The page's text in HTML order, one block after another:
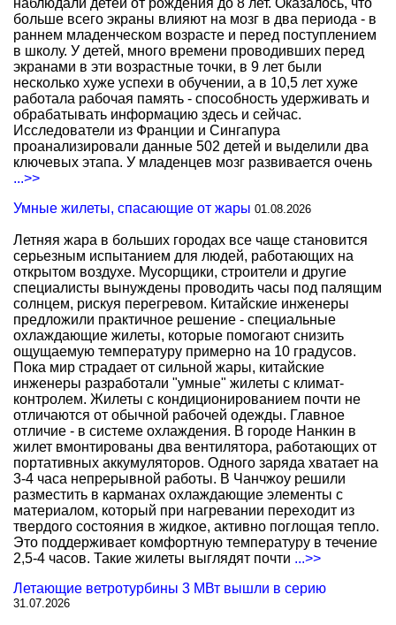
наблюдали детей от рождения до 8 лет. Оказалось, что
больше всего экраны влияют на мозг в два периода - в
раннем младенческом возрасте и перед поступлением
в школу. У детей, много времени проводивших перед
экранами в эти возрастные точки, в 9 лет были
несколько хуже успехи в обучении, а в 10,5 лет хуже
работала рабочая память - способность удерживать и
обрабатывать информацию здесь и сейчас.
Исследователи из Франции и Сингапура
проанализировали данные 502 детей и выделили два
ключевых этапа. У младенцев мозг развивается очень
...>>
Умные жилеты, спасающие от жары 01.08.2026
Летняя жара в больших городах все чаще становится
серьезным испытанием для людей, работающих на
открытом воздухе. Мусорщики, строители и другие
специалисты вынуждены проводить часы под палящим
солнцем, рискуя перегревом. Китайские инженеры
предложили практичное решение - специальные
охлаждающие жилеты, которые помогают снизить
ощущаемую температуру примерно на 10 градусов.
Пока мир страдает от сильной жары, китайские
инженеры разработали "умные" жилеты с климат-
контролем. Жилеты с кондиционированием почти не
отличаются от обычной рабочей одежды. Главное
отличие - в системе охлаждения. В городе Нанкин в
жилет вмонтированы два вентилятора, работающих от
портативных аккумуляторов. Одного заряда хватает на
3-4 часа непрерывной работы. В Чанчжоу решили
разместить в карманах охлаждающие элементы с
материалом, который при нагревании переходит из
твердого состояния в жидкое, активно поглощая тепло.
Это поддерживает комфортную температуру в течение
2,5-4 часов. Такие жилеты выглядят почти ...>>
Летающие ветротурбины 3 МВт вышли в серию
31.07.2026